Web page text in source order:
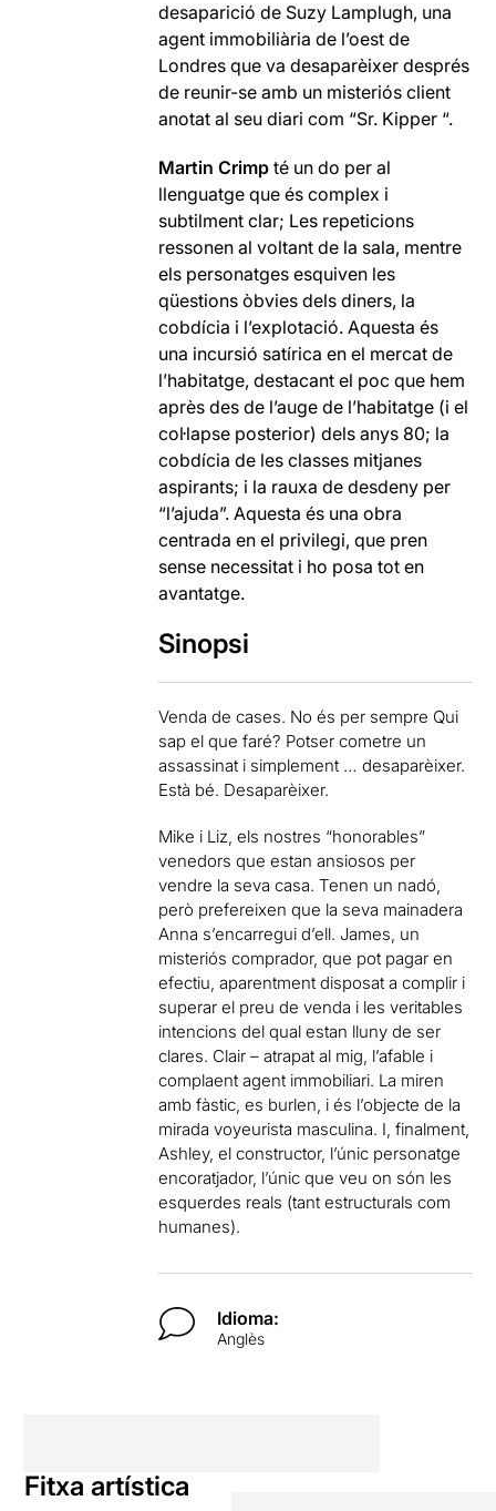
desaparició de Suzy Lamplugh, una
agent immobiliària de l’oest de
Londres que va desaparèixer després
de reunir-se amb un misteriós client
anotat al seu diari com “Sr. Kipper “.
Martin Crimp té un do per al
llenguatge que és complex i
subtilment clar; Les repeticions
ressonen al voltant de la sala, mentre
els personatges esquiven les
qüestions òbvies dels diners, la
cobdícia i l’explotació. Aquesta és
una incursió satírica en el mercat de
l’habitatge, destacant el poc que hem
après des de l’auge de l’habitatge (i el
col·lapse posterior) dels anys 80; la
cobdícia de les classes mitjanes
aspirants; i la rauxa de desdeny per
“l’ajuda”. Aquesta és una obra
centrada en el privilegi, que pren
sense necessitat i ho posa tot en
avantatge.
Sinopsi
Venda de cases. No és per sempre Qui
sap el que faré? Potser cometre un
assassinat i simplement … desaparèixer.
Està bé. Desaparèixer.
Mike i Liz, els nostres “honorables”
venedors que estan ansiosos per
vendre la seva casa. Tenen un nadó,
però prefereixen que la seva mainadera
Anna s’encarregui d’ell. James, un
misteriós comprador, que pot pagar en
efectiu, aparentment disposat a complir i
superar el preu de venda i les veritables
intencions del qual estan lluny de ser
clares. Clair – atrapat al mig, l’afable i
complaent agent immobiliari. La miren
amb fàstic, es burlen, i és l’objecte de la
mirada voyeurista masculina. I, finalment,
Ashley, el constructor, l’únic personatge
encoratjador, l’únic que veu on són les
esquerdes reals (tant estructurals com
humanes).
Idioma:
Anglès
Fitxa artística